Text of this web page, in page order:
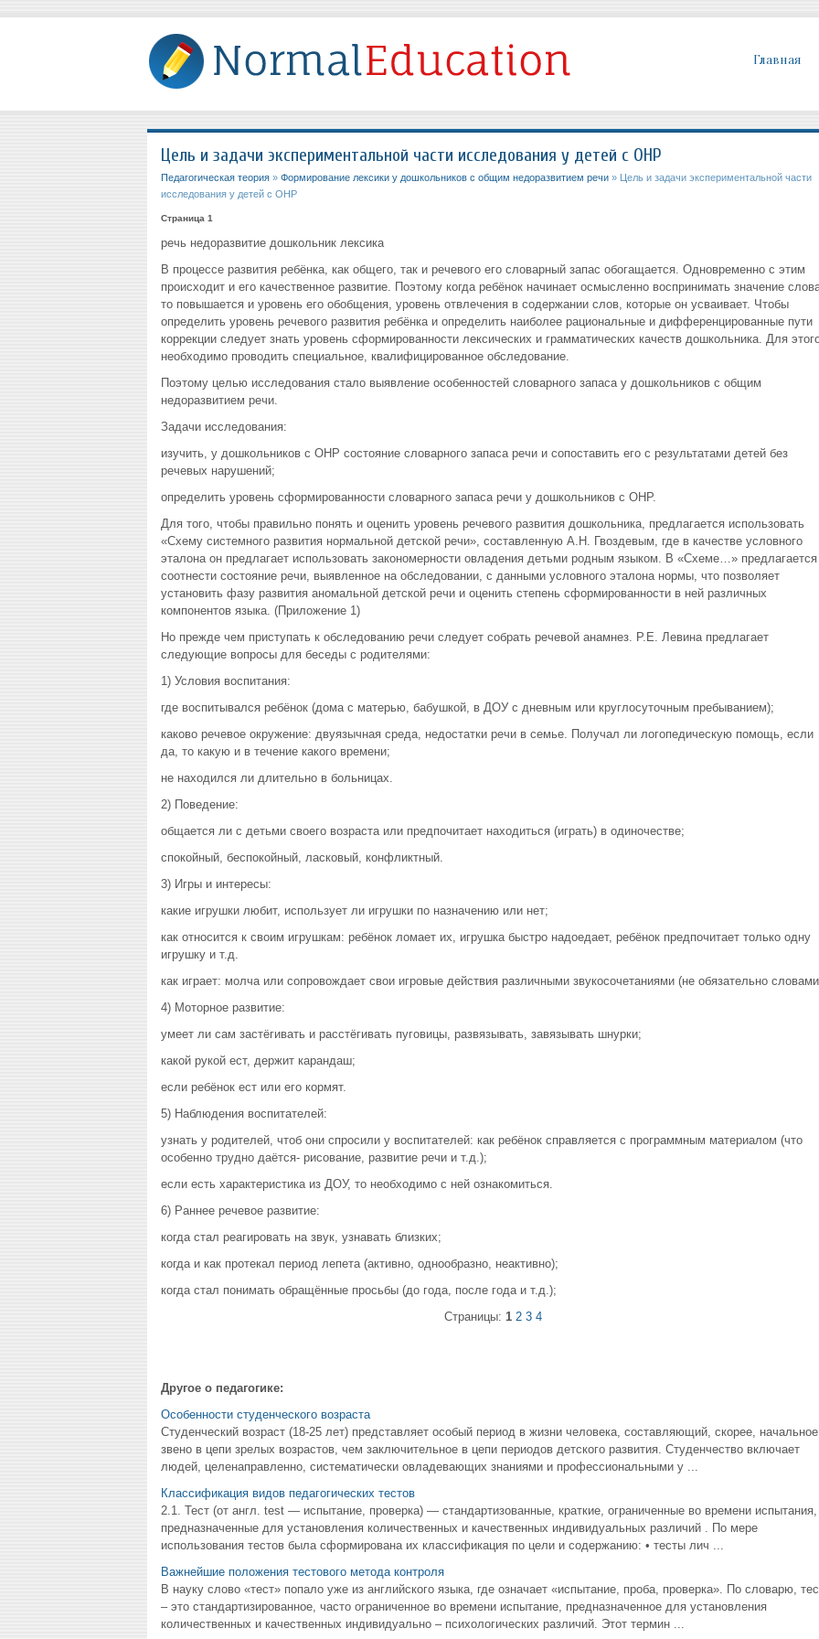
Главная
Цель и задачи экспериментальной части исследования у детей с ОНР
Педагогическая теория» Формирование лексики у дошкольников с общим недоразвитием речи» Цель и задачи экспериментальной части
исследования у детей с ОНР
Страница 1
речь недоразвитие дошкольник лексика
В процессе развития ребёнка, как общего, так и речевого его словарный запас обогащается. Одновременно с этим
происходит и его качественное развитие. Поэтому когда ребёнок начинает осмысленно воспринимать значение
то повышается и уровень его обобщения, уровень отвлечения в содержании слов, которые он усваивает. Чтобы
определить уровень речевого развития ребёнка и определить наиболее рациональные и дифференцированные пути
коррекции следует знать уровень сформированности лексических и грамматических качеств дошкольника. Для
необходимо проводить специальное, квалифицированное обследование.
Поэтому целью исследования стало выявление особенностей словарного запаса у дошкольников с общим
недоразвитием речи.
Задачи исследования:
изучить, у дошкольников с ОНР состояние словарного запаса речи и сопоставить его с результатами детей без
речевых нарушений;
определить уровень сформированности словарного запаса речи у дошкольников с ОНР.
Для того, чтобы правильно понять и оценить уровень речевого развития дошкольника, предлагается использовать
«Схему системного развития нормальной детской речи», составленную А.Н. Гвоздевым, где в качестве условного
эталона он предлагает использовать закономерности овладения детьми родным языком. В «Схеме…» предлагается
соотнести состояние речи, выявленное на обследовании, с данными условного эталона нормы, что позволяет
установить фазу развития аномальной детской речи и оценить степень сформированности в ней различных
компонентов языка. (Приложение 1)
Но прежде чем приступать к обследованию речи следует собрать речевой анамнез. Р.Е. Левина предлагает
следующие вопросы для беседы с родителями:
1) Условия воспитания:
где воспитывался ребёнок (дома с матерью, бабушкой, в ДОУ с дневным или круглосуточным пребыванием);
каково речевое окружение: двуязычная среда, недостатки речи в семье. Получал ли логопедическую помощь, если
да, то какую и в течение какого времени;
не находился ли длительно в больницах.
2) Поведение:
общается ли с детьми своего возраста или предпочитает находиться (играть) в одиночестве;
спокойный, беспокойный, ласковый, конфликтный.
3) Игры и интересы:
какие игрушки любит, использует ли игрушки по назначению или нет;
как относится к своим игрушкам: ребёнок ломает их, игрушка быстро надоедает, ребёнок предпочитает только одну
игрушку и т.д.
как играет: молча или сопровождает свои игровые действия различными звукосочетаниями (не обязательно
4) Моторное развитие:
умеет ли сам застёгивать и расстёгивать пуговицы, развязывать, завязывать шнурки;
какой рукой ест, держит карандаш;
если ребёнок ест или его кормят.
5) Наблюдения воспитателей:
узнать у родителей, чтоб они спросили у воспитателей: как ребёнок справляется с программным материалом (что
особенно трудно даётся- рисование, развитие речи и т.д.);
если есть характеристика из ДОУ, то необходимо с ней ознакомиться.
6) Раннее речевое развитие:
когда стал реагировать на звук, узнавать близких;
когда и как протекал период лепета (активно, однообразно, неактивно);
когда стал понимать обращённые просьбы (до года, после года и т.д.);
Страницы: 1 2 3 4
Другое о педагогике:
Особенности студенческого возраста
Студенческий возраст (18-25 лет) представляет особый период в жизни человека, составляющий, скорее, начальное
звено в цепи зрелых возрастов, чем заключительное в цепи периодов детского развития. Студенчество включает
людей, целенаправленно, систематически овладевающих знаниями и профессиональными у ...
Классификация видов педагогических тестов
2.1. Тест (от англ. test — испытание, проверка) — стандартизованные, краткие, ограниченные во времени испытания,
предназначенные для установления количественных и качественных индивидуальных различий . По мере
использования тестов была сформирована их классификация по цели и содержанию: • тесты лич ...
Важнейшие положения тестового метода контроля
В науку слово «тест» попало уже из английского языка, где означает «испытание, проба, проверка». По словарю,
– это стандартизированное, часто ограниченное во времени испытание, предназначенное для установления
количественных и качественных индивидуально – психологических различий. Этот термин ...